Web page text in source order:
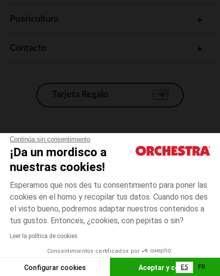
Continúa sin consentimiento
¡Da un mordisco a
nuestras cookies!
Esperamos que nos des tu consentimiento para poner las
cookies en el horno y recopilar tus datos. Cuando nos des
el visto bueno, podremos adaptar nuestros contenidos a
tus gustos. Entonces, ¿cookies, con pepitas o sin?
Leer la política de cookies
Consentimientos certificados por
Configurar cookies Aceptar y cerrar
Blanc
3
meses
El pago medidante
ELIGE UNA TALLA
Puericultura
Contacto
Tarjeta Regalo
Condiciones generales de venta
Aviso Legal
*Condiciones de las ofertas actuales
Gestión de las cookies
Accesibilidad: no conforme
Orchestra adhiere al código de ética de la Federación Francesa de comercio
electrónico y venta a distancia (FEVAD) y al sistema de mediación de
ES FR